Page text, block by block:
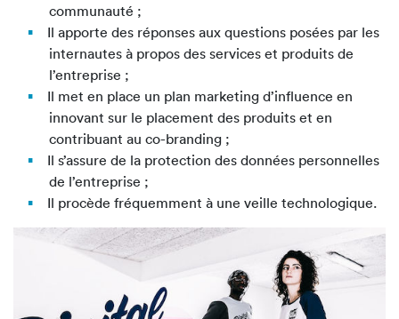
communauté ;
Il apporte des réponses aux questions posées par les
internautes à propos des services et produits de
l’entreprise ;
Il met en place un plan marketing d’influence en
innovant sur le placement des produits et en
contribuant au co-branding ;
Il s’assure de la protection des données personnelles
de l’entreprise ;
Il procède fréquemment à une veille technologique.